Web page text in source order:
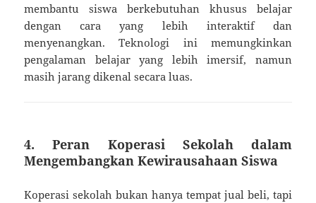
membantu siswa berkebutuhan khusus belajar
dengan cara yang lebih interaktif dan
menyenangkan. Teknologi ini memungkinkan
pengalaman belajar yang lebih imersif, namun
masih jarang dikenal secara luas.
4.Peran Koperasi Sekolah dalam
Mengembangkan Kewirausahaan Siswa
Koperasi sekolah bukan hanya tempat jual beli, tapi